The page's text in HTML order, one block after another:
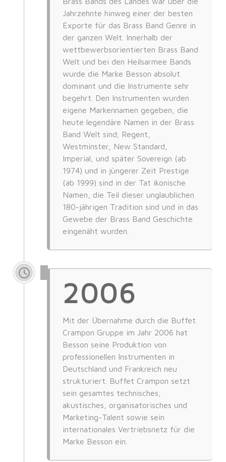
Jahrzehnte hinweg einer der besten
Exporte für das Brass Band Genre in
der ganzen Welt. Innerhalb der
wettbewerbsorientierten Brass Band
Welt und bei den Heilsarmee Bands
wurde die Marke Besson absolut
dominant und die Instrumente sehr
begehrt. Den Instrumenten wurden
eigene Markennamen gegeben, die
heute legendäre Namen in der Brass
Band Welt sind; Regent,
Westminster, New Standard,
Imperial, und später Sovereign (ab
1974) und in jüngerer Zeit Prestige
(ab 1999) sind in der Tat ikonische
Namen, die Teil dieser unglaublichen
180-jährigen Tradition sind und in das
Gewebe der Brass Band Geschichte
eingenäht wurden.
2006
Mit der Übernahme durch die Buffet
Crampon Gruppe im Jahr 2006 hat
Besson seine Produktion von
professionellen Instrumenten in
Deutschland und Frankreich neu
strukturiert. Buffet Crampon setzt
sein gesamtes technisches,
akustisches, organisatorisches und
Marketing-Talent sowie sein
internationales Vertriebsnetz für die
Marke Besson ein.